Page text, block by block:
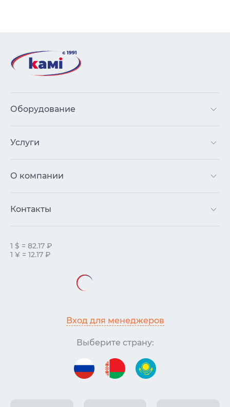
Оборудование
Услуги
О компании
Контакты
1 $ = 82.17 ₽
1 ¥ = 12.17 ₽
Вход для менеджеров
Выберите страну: